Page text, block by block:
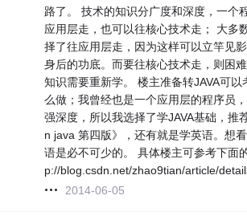
路了。 技术的知识分广度和深度，一个
应用层走，也可以往核心技术走； 大多
择了往应用层走，因为这样可以立竿见
身后的功底。而要往核心技术走，则困
知识需要重新学。 楼主准备转JAVA可以
么做；我曾经也是一个应用层的程序员
强深度，所以我选择了学JAVA基础，推
n java 第四版》，还有就是学英语。想
语是必不可少的。 具体楼主可参考下面
p://blog.csdn.net/zhao9tian/article/
2014-06-05